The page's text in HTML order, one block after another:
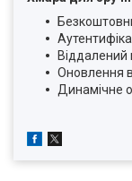
Віддалений
Оновлення
Динамічне